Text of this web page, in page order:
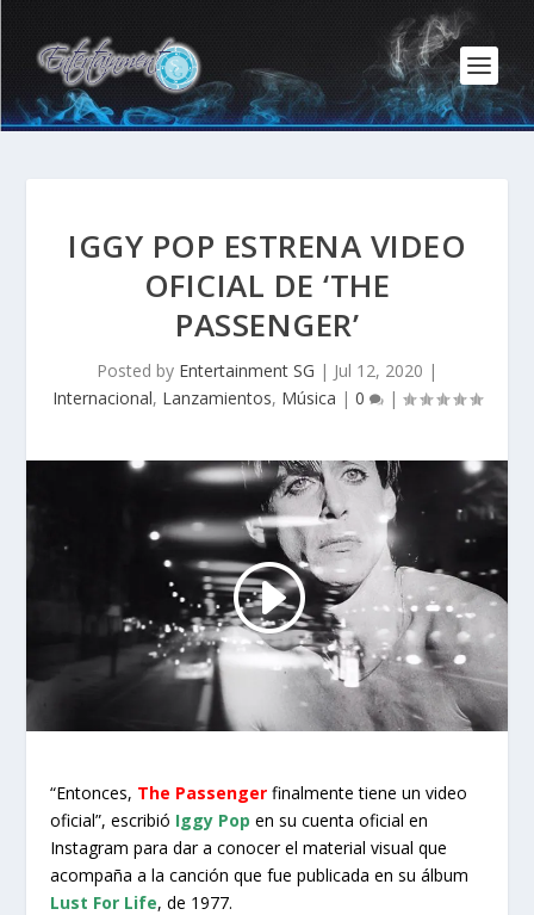
IGGY POP ESTRENA VIDEO
OFICIAL DE ‘THE
PASSENGER’
Posted by Entertainment SG | Jul 12, 2020 |
Internacional, Lanzamientos, Música | 0 |
“Entonces, The Passenger finalmente tiene un video
oficial”, escribió Iggy Pop en su cuenta oficial en
Instagram para dar a conocer el material visual que
acompaña a la canción que fue publicada en su álbum
Lust For Life, de 1977.